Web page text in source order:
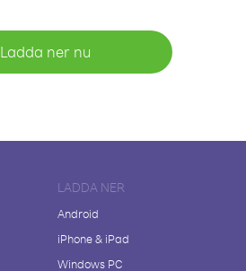
Ladda ner nu
LADDA NER
Android
iPhone & iPad
Windows PC